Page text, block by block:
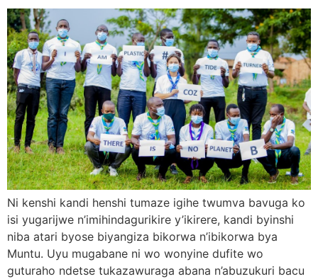
Ni kenshi kandi henshi tumaze igihe twumva bavuga ko
isi yugarijwe n’imihindagurikire y’ikirere, kandi byinshi
niba atari byose biyangiza bikorwa n’ibikorwa bya
Muntu. Uyu mugabane ni wo wonyine dufite wo
guturaho ndetse tukazawuraga abana n’abuzukuri bacu